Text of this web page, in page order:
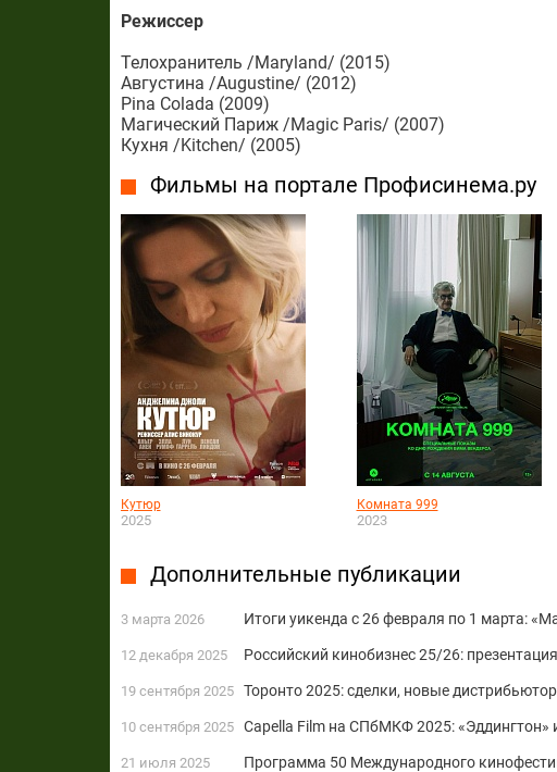
Режиссер
Телохранитель /Maryland/ (2015)
Августина /Augustine/ (2012)
Pina Colada (2009)
Магический Париж /Magic Paris/ (2007)
Кухня /Kitchen/ (2005)
Фильмы на портале Профисинема.ру
Кутюр
2025
Комната 999
2023
Дополнительные публикации
3 марта 2026 Итоги уикенда с 26 февраля по 1 марта:
12 декабря 2025 Российский кинобизнес 25/26:
19 сентября 2025 Торонто 2025: сделки, новые
10 сентября 2025 Capella Film на СПбМКФ 2025: «Эддингтон»
21 июля 2025 Программа 50 Международного